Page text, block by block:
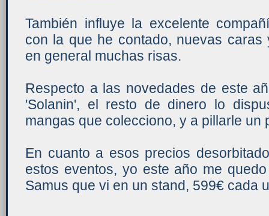
También influye la excelente
con la que he contado, nuevas
en general muchas risas.
Respecto a las novedades de este
'Solanin', el resto de dinero lo
mangas que colecciono, y a pillarle un
En cuanto a esos precios
estos eventos, yo este año me
Samus que vi en un stand, 599€ cada